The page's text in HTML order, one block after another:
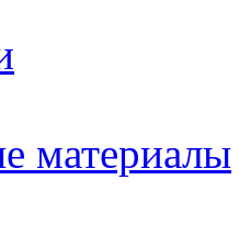
материалы